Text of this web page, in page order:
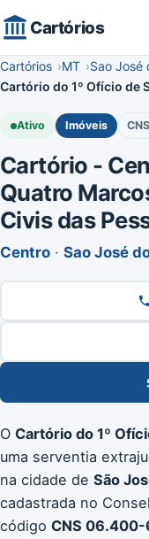
Cartórios
Cartórios MT Sao José
Cartório do 1º Ofício de
Ativo Imóveis
Cartório -
Quatro
Civis das
Centro · Sao José
O Cartório do 1º
uma serventia
na cidade de São
cadastrada no
código CNS 06.400-